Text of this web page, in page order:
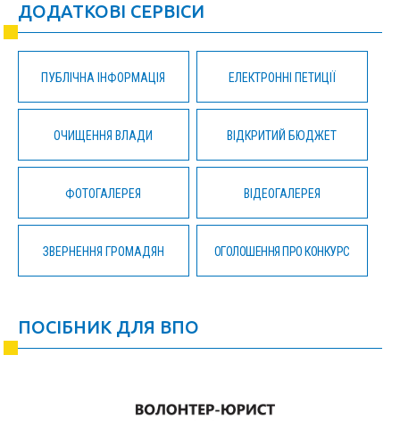
ДОДАТКОВІ СЕРВІСИ
ПУБЛІЧНА ІНФОРМАЦІЯ ЕЛЕКТРОННІ ПЕТИЦІЇ
ОЧИЩЕННЯ ВЛАДИ ВІДКРИТИЙ БЮДЖЕТ
ФОТОГАЛЕРЕЯ ВІДЕОГАЛЕРЕЯ
ЗВЕРНЕННЯ ГРОМАДЯН ОГОЛОШЕННЯ ПРО КОНКУРС
ПОСІБНИК ДЛЯ ВПО